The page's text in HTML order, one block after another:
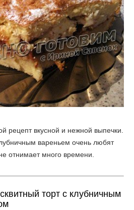
рецепт вкусной и нежной выпечки.
вареньем очень любят
отнимает много времени.
торт с клубничным